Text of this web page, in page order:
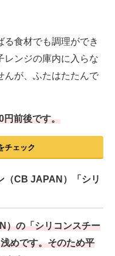
食材でも調理ができ
レンジの庫内に入らな
が、ふたはたたんで
円前後です。
チェック
CB JAPAN）「シリ
）の「シリコンスチー
めです。そのため平